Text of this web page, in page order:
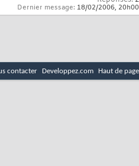
Dernier message: 18/02/2006, 20h00
contacter Developpez.com Haut de page